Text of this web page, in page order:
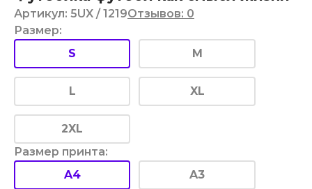
Артикул: 5UX / 1219Отзывов: 0
Размер:
S
M
L XL
2XL
Размер принта:
A4
A3